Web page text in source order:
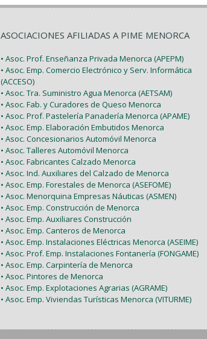
ASOCIACIONES AFILIADAS A PIME MENORCA
• Asoc. Prof. Enseñanza Privada Menorca (APEPM)
• Asoc. Emp. Comercio Electrónico y Serv. Informática
(ACCESO)
• Asoc. Tra. Suministro Agua Menorca (AETSAM)
• Asoc. Fab. y Curadores de Queso Menorca
• Asoc. Prof. Pastelería Panadería Menorca (APAME)
• Asoc. Emp. Elaboración Embutidos Menorca
• Asoc. Concesionarios Automóvil Menorca
• Asoc. Talleres Automóvil Menorca
• Asoc. Fabricantes Calzado Menorca
• Asoc. Ind. Auxiliares del Calzado de Menorca
• Asoc. Emp. Forestales de Menorca (ASEFOME)
• Asoc. Menorquina Empresas Náuticas (ASMEN)
• Asoc. Emp. Construcción de Menorca
• Asoc. Emp. Auxiliares Construcción
• Asoc. Emp. Canteros de Menorca
• Asoc. Emp. Instalaciones Eléctricas Menorca (ASEIME)
• Asoc. Prof. Emp. Instalaciones Fontanería (FONGAME)
• Asoc. Emp. Carpintería de Menorca
• Asoc. Pintores de Menorca
• Asoc. Emp. Explotaciones Agrarias (AGRAME)
• Asoc. Emp. Viviendas Turísticas Menorca (VITURME)